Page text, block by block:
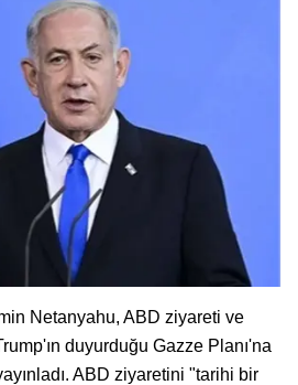
Netanyahu, ABD ziyareti ve
duyurduğu Gazze Planı'na
ABD ziyaretini "tarihi bir